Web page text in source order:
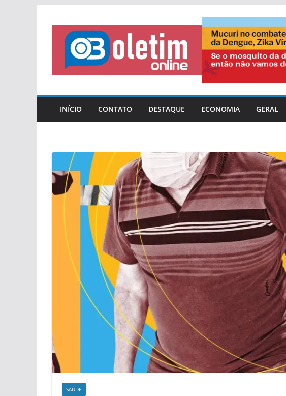
para
conteúdo
INÍCIO CONTATO DESTAQUE ECONOMIA GERAL
SAÚDE